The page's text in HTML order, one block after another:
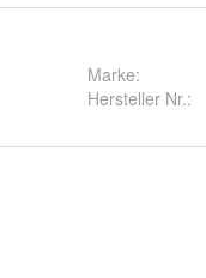
Marke:
Hersteller Nr.: